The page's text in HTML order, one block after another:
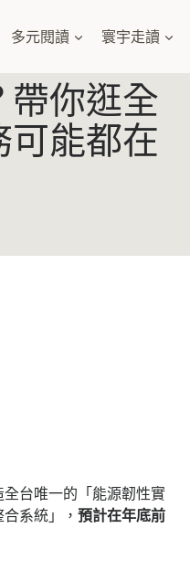
多元閱讀 寰宇走讀
帶你逛全
可能都在
台唯一的「能源韌性實
系統」， 預計在年底前